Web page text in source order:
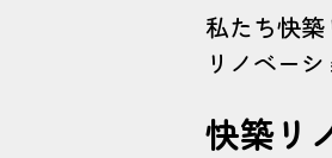
私たち快築
リノベー
快築リ